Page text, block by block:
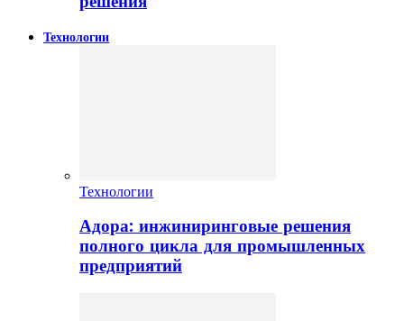
Технологии
Технологии
Адора: инжиниринговые решения
полного цикла для промышленных
предприятий